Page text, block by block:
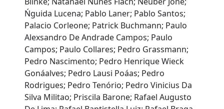
Ńguida Lucena; Pablo Laner; Pablo Santos;
Palacio Corleone; Patrick Buchmann; Paulo
Alexsandro De Andrade Campos; Paulo
Campos; Paulo Collares; Pedro Grassmann;
Pedro Nascimento; Pedro Henrique Wieck
Gonáalves; Pedro Lausi Poáas; Pedro
Rodrigues; Pedro Tenório; Pedro Vinicius Da
Silva Militao; Priscila Barone; Rafael Augusto